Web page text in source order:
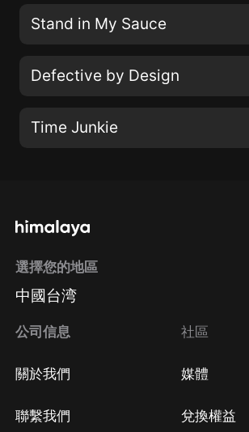
Stand in My Sauce
Defective by Design
Time Junkie
選擇您的地區
中國台湾
公司信息
關於我們
聯繫我們
社區
媒體
兌換權益